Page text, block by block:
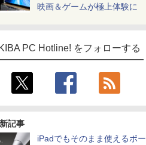
映画＆ゲームが極上体験に
PC Hotline! をフォローする
記事
iPadでもそのまま使えるボー